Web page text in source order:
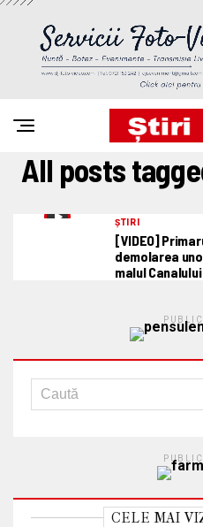
All posts
ȘTIRI
[VIDEO]
demolarea
malul
CELE MAI